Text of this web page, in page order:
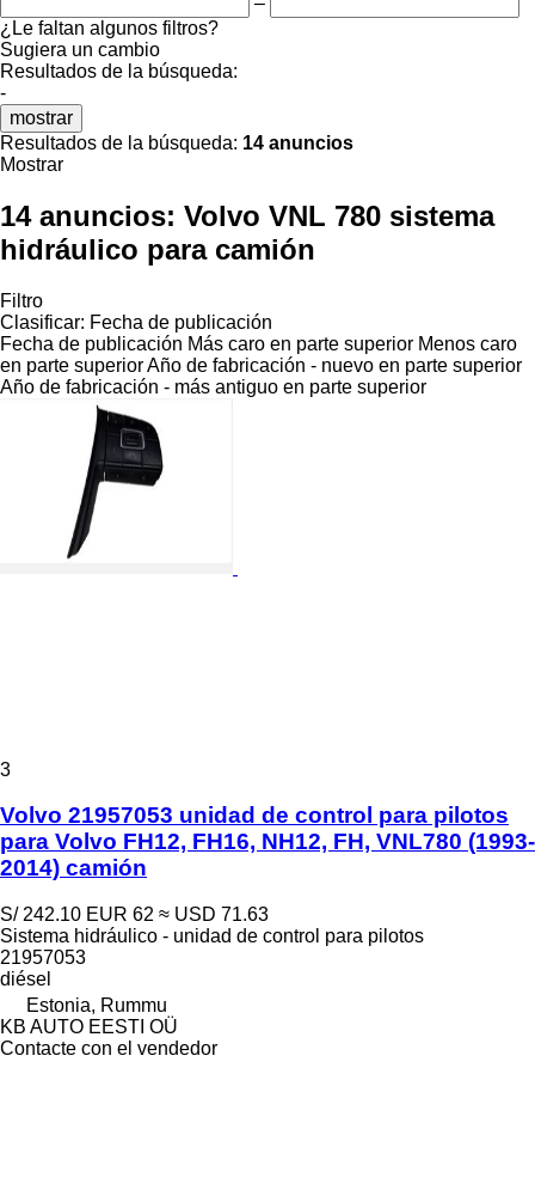
¿Le faltan algunos filtros?
Sugiera un cambio
Resultados de la búsqueda:
-
mostrar
Resultados de la búsqueda: 14 anuncios
Mostrar
14 anuncios: Volvo VNL 780 sistema
hidráulico para camión
Filtro
Clasificar: Fecha de publicación
Fecha de publicación Más caro en parte superior Menos caro
en parte superiorAño de fabricación - nuevo en parte superior
Año de fabricación - más antiguo en parte superior
3
Volvo 21957053 unidad de control para pilotos
para Volvo FH12, FH16, NH12, FH, VNL780 (1993-
2014) camión
S/ 242.10 EUR 62 ≈ USD 71.63
Sistema hidráulico - unidad de control para pilotos
21957053
diésel
Estonia, Rummu
KB AUTO EESTI OÜ
Contacte con el vendedor